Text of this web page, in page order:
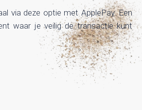
via deze optie met ApplePay. Een
waar je veilig de transactie kunt